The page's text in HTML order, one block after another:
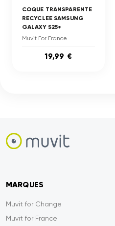
COQUE TRANSPARENTE
RECYCLEE SAMSUNG
GALAXY S25+
Muvit For France
19,99 €
MARQUES
Muvit for Change
Muvit for France